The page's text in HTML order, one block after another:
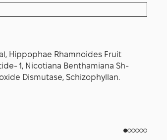
застосовуйте сонцезахисний
перед першим використанням.
Hippophae Rhamnoides Fruit
1, Nicotiana Benthamiana Sh-
Dismutase, Schizophyllan.